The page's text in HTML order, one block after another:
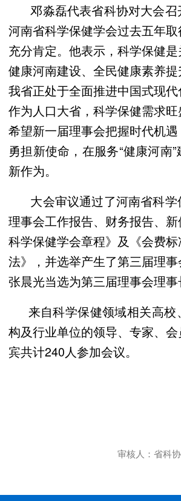
邓淼磊代表省科协对大会召
河南省科学保健学会过去五年
充分肯定。他表示，科学保健是
健康河南建设、全民健康素养提
我省正处于全面推进中国式现代
作为人口大省，科学保健需求旺
希望新一届理事会把握时代机遇
勇担新使命，在服务“健康河南
新作为。
大会审议通过了河南省科学
理事会工作报告、财务报告、
科学保健学会章程》及《会费
法》，并选举产生了第三届理事
张晨光当选为第三届理事会理事
来自科学保健领域相关高校
构及行业单位的领导、专家、
宾共计240人参加会议。
审核人：省科